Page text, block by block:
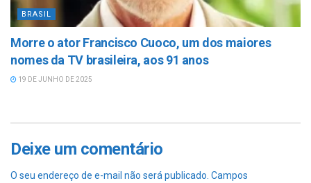
BRASIL
Morre o ator Francisco Cuoco, um dos maiores
nomes da TV brasileira, aos 91 anos
19 DE JUNHO DE 2025
Deixe um comentário
O seu endereço de e-mail não será publicado. Campos